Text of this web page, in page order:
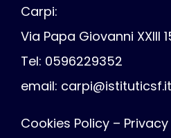
Carpi:
Via Papa Giovanni XXIII
Tel: 0596229352
email: carpi@istituticsf.it
Cookies Policy–